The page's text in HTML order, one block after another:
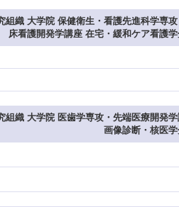
組織 大学院 保健衛生・看護先進科学専
床看護開発学講座 在宅・緩和ケア看護
組織 大学院 医歯学専攻・先端医療開発
画像診断・核医